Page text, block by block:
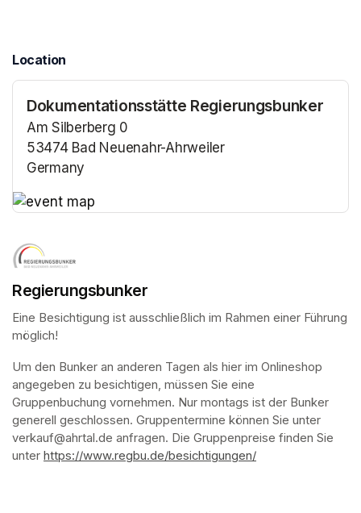
Location
Dokumentationsstätte Regierungsbunker
Am Silberberg 0
53474 Bad Neuenahr-Ahrweiler
Germany
Regierungsbunker
Eine Besichtigung ist ausschließlich im Rahmen einer Führung
möglich!
Um den Bunker an anderen Tagen als hier im Onlineshop
angegeben zu besichtigen, müssen Sie eine
Gruppenbuchung vornehmen. Nur montags ist der Bunker
generell geschlossen. Gruppentermine können Sie unter
verkauf@ahrtal.de anfragen. Die Gruppenpreise finden Sie
unter https://www.regbu.de/besichtigungen/